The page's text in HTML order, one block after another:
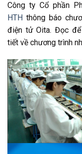
Công ty Cổ phần
HTH thông báo
điện tử Oita. Đọc
tiết về chương trình